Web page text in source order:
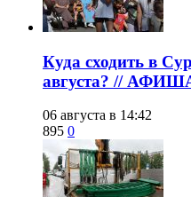
​Куда сходить в
августа? //
06 августа в 14:42
895 0